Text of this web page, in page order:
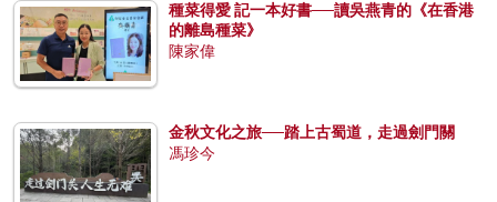
種菜得愛 記一本好書──讀吳燕青的《在香港
的離島種菜》
陳家偉
金秋文化之旅──踏上古蜀道，走過劍門關
馮珍今